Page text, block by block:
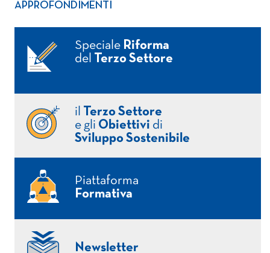
APPROFONDIMENTI
Speciale Riforma
del
Terzo Settore
il
Terzo Settore
e gli Obiettivi di
Sviluppo Sostenibile
Piattaforma
Formativa
Newsletter